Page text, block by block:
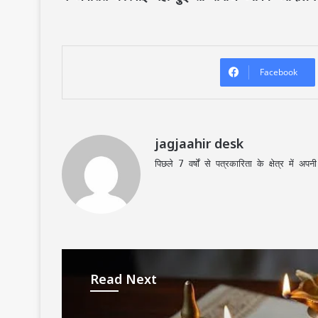
Facebook
jagjaahir desk
पिछले 7 वर्षों से पत्रकारिता के क्षेत्र में
Read Next